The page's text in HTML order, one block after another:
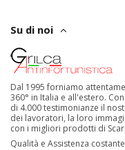
Su di noi
Dal 1995 forniamo
360° in Italia e all'estero.
di 4.000 testimonianze il
dei lavoratori, la loro
con i migliori prodotti di
Qualità e Assistenza